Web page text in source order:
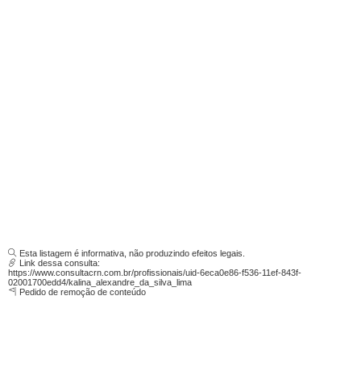
Esta listagem é informativa, não produzindo efeitos legais.
Link dessa consulta:
https://www.consultacrn.com.br/profissionais/uid-6eca0e86-f536-11ef-843f-
02001700edd4/kalina_alexandre_da_silva_lima
Pedido de remoção de conteúdo